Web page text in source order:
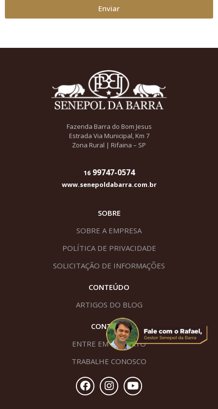
Enviar
Fazenda Barra do Bom Jesus
Estrada Via Municipal, Km 7
Zona Rural | Rifaina – SP
1699747-0574
www.senepoldabarra.com.br
SOBRE
SOBRE A EMPRESA
POLÍTICA DE PRIVACIDADE
SOLICITAÇÃO DE INFORMAÇÕES
CONTEÚDO
ARTIGOS DO BLOG
CONTATO
ENTRE EM CONTATO
TRABALHE CONOSCO